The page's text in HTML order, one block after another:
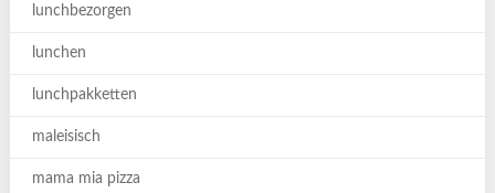
lunchbezorgen
lunchen
lunchpakketten
maleisisch
mama mia pizza